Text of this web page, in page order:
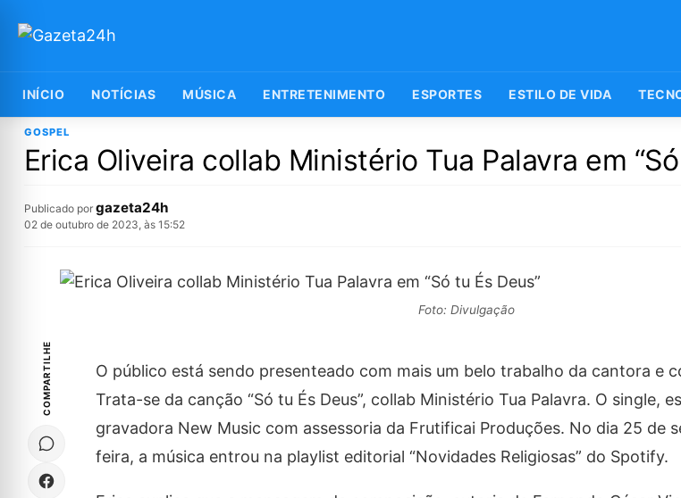
INÍCIO NOTÍCIAS MÚSICA ENTRETENIMENTO ESPORTES ESTILO DE VIDA
GOSPEL
Erica Oliveira collab Ministério Tua Palavra em
Publicado por gazeta24h
02 de outubro de 2023, às 15:52
Foto: Divulgação
COMPARTILHE
O público está sendo presenteado com mais um belo trabalho da cantora e
Trata-se da canção “Só tu És Deus”, collab Ministério Tua Palavra. O single,
gravadora New Music com assessoria da Frutificai Produções. No dia 25 de
feira, a música entrou na playlist editorial “Novidades Religiosas” do Spotify.